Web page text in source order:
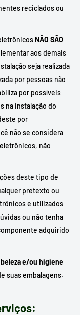
reciclados ou
NÃO SÃO
aos demais
seja realizada
por pessoas não
por possíveis
na instalação do
por
não se considera
não
deste tipo de
pretexto ou
e utilizados
ou não tenha
adquirido
beleza e/ou higiene
suas embalagens.